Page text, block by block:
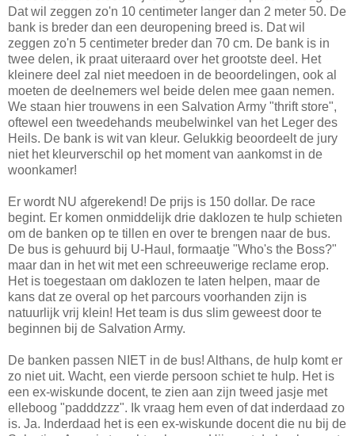
Dat wil zeggen zo'n 10 centimeter langer dan 2 meter 50. De
bank is breder dan een deuropening breed is. Dat wil
zeggen zo'n 5 centimeter breder dan 70 cm. De bank is in
twee delen, ik praat uiteraard over het grootste deel. Het
kleinere deel zal niet meedoen in de beoordelingen, ook al
moeten de deelnemers wel beide delen mee gaan nemen.
We staan hier trouwens in een Salvation Army "thrift store",
oftewel een tweedehands meubelwinkel van het Leger des
Heils. De bank is wit van kleur. Gelukkig beoordeelt de jury
niet het kleurverschil op het moment van aankomst in de
woonkamer!
Er wordt NU afgerekend! De prijs is 150 dollar. De race
begint. Er komen onmiddelijk drie daklozen te hulp schieten
om de banken op te tillen en over te brengen naar de bus.
De bus is gehuurd bij U-Haul, formaatje "Who's the Boss?"
maar dan in het wit met een schreeuwerige reclame erop.
Het is toegestaan om daklozen te laten helpen, maar de
kans dat ze overal op het parcours voorhanden zijn is
natuurlijk vrij klein! Het team is dus slim geweest door te
beginnen bij de Salvation Army.
De banken passen NIET in de bus! Althans, de hulp komt er
zo niet uit. Wacht, een vierde persoon schiet te hulp. Het is
een ex-wiskunde docent, te zien aan zijn tweed jasje met
elleboog "padddzzz". Ik vraag hem even of dat inderdaad zo
is. Ja. Inderdaad het is een ex-wiskunde docent die nu bij de